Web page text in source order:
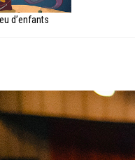
d’enfants